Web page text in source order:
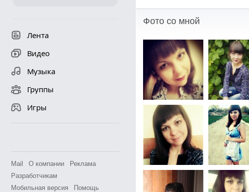
Лента
Видео
Музыка
Группы
Игры
Mail О компании
Реклама
Разработчикам
Мобильная версия
Помощь
Фото со мной